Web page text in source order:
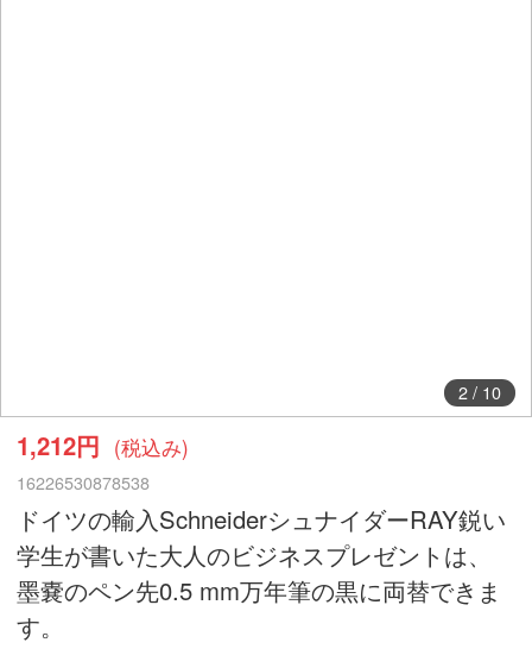
2/ 10
1,212円 (税込み)
16226530878538
ドイツの輸入SchneiderシュナイダーRAY鋭い
学生が書いた大人のビジネスプレゼントは、
墨嚢のペン先0.5 mm万年筆の黒に両替できま
す。